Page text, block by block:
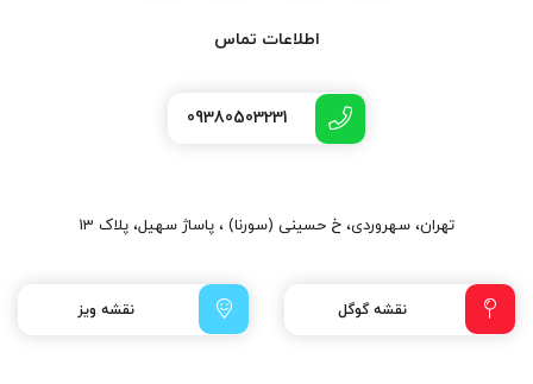
اطلاعات تماس
09380503231
تهران، سهروردی، خ حسینی (سورنا) ، پاساژ سهیل، پلاک 13
نقشه گوگل نقشه ویز